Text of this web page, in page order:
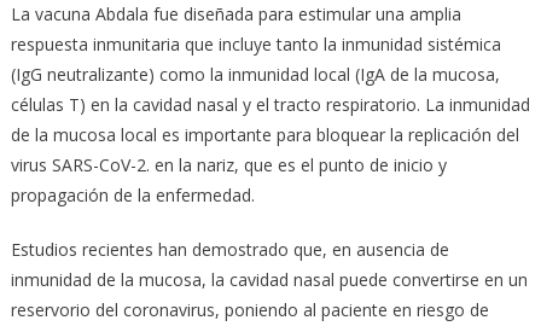
La vacuna Abdala fue diseñada para estimular una amplia
respuesta inmunitaria que incluye tanto la inmunidad sistémica
(IgG neutralizante) como la inmunidad local (IgA de la mucosa,
células T) en la cavidad nasal y el tracto respiratorio. La inmunidad
de la mucosa local es importante para bloquear la replicación del
virus SARS-CoV-2. en la nariz, que es el punto de inicio y
propagación de la enfermedad.
Estudios recientes han demostrado que, en ausencia de
inmunidad de la mucosa, la cavidad nasal puede convertirse en un
reservorio del coronavirus, poniendo al paciente en riesgo de